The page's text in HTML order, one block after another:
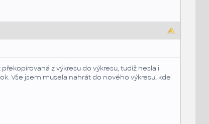
z výkresu do výkresu, tudíž nesla i
Vše jsem musela nahrát do nového výkresu, kde